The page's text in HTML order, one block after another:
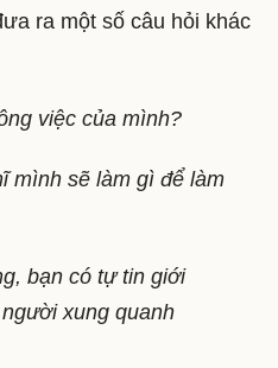
ra một số câu hỏi khác
việc của mình?
mình sẽ làm gì để làm
bạn có tự tin giới
xung quanh